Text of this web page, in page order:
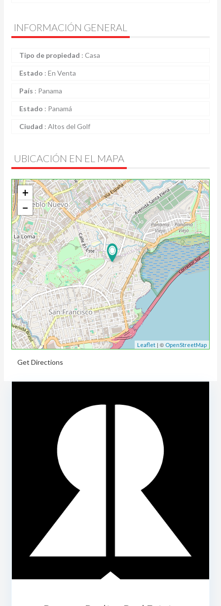
INFORMACIÓN GENERAL
Tipo de propiedad : Casa
Estado : En Venta
País : Panama
Estado : Panamá
Ciudad : Altos del Golf
UBICACIÓN EN EL MAPA
+
−
Leaflet | © OpenStreetMap
Get Directions